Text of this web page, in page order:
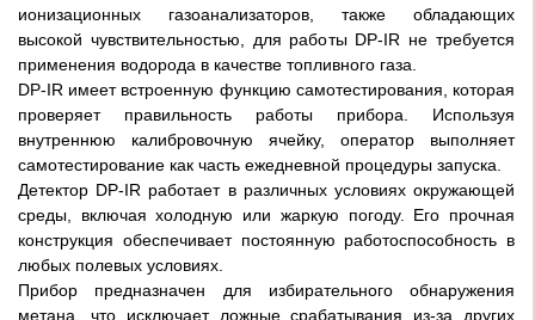
ионизационных газоанализаторов, также обладающих
высокой чувствительностью, для работы DP-IR не требуется
применения водорода в качестве топливного газа.
DP-IR имеет встроенную функцию самотестирования, которая
проверяет правильность работы прибора. Используя
внутреннюю калибровочную ячейку, оператор выполняет
самотестирование как часть ежедневной процедуры запуска.
Детектор DP-IR работает в различных условиях окружающей
среды, включая холодную или жаркую погоду. Его прочная
конструкция обеспечивает постоянную работоспособность в
любых полевых условиях.
Прибор предназначен для избирательного обнаружения
метана, что исключает ложные срабатывания из-за других